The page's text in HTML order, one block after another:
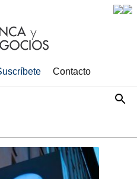
Contacto